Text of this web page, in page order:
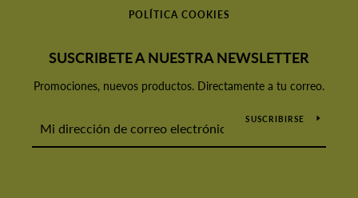
POLÍTICA COOKIES
SUSCRIBETE A NUESTRA NEWSLETTER
Promociones, nuevos productos. Directamente a tu correo.
SUSCRIBIRSE